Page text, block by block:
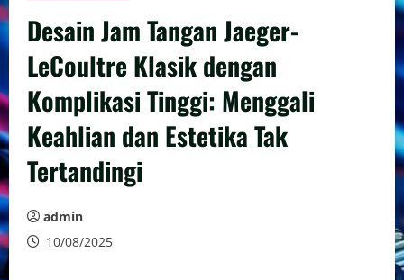
Desain Jam Tangan Jaeger-
LeCoultre Klasik dengan
Komplikasi Tinggi: Menggali
Keahlian dan Estetika Tak
Tertandingi
admin
10/08/2025